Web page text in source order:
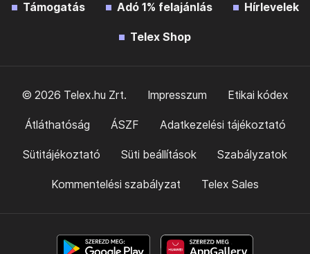
Támogatás Adó 1% felajánlás Hírlevelek
Telex Shop
© 2026 Telex.hu Zrt. Impresszum Etikai kódex
Átláthatóság ÁSZF Adatkezelési tájékoztató
Sütitájékoztató Süti beállítások Szabályzatok
Kommentelési szabályzat Telex Sales